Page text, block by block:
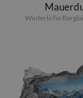
Winterliche